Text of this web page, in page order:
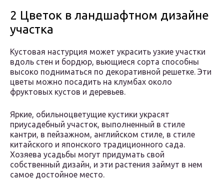
2 Цветок в ландшафтном дизайне
участка
Кустовая настурция может украсить узкие участки
вдоль стен и бордюр, вьющиеся сорта способны
высоко подниматься по декоративной решетке. Эти
цветы можно посадить на клумбах около
фруктовых кустов и деревьев.
Яркие, обильноцветущие кустики украсят
приусадебный участок, выполненный в стиле
кантри, в пейзажном, английском стиле, в стиле
китайского и японского традиционного сада.
Хозяева усадьбы могут придумать свой
собственный дизайн, и эти растения займут в нем
самое достойное место.